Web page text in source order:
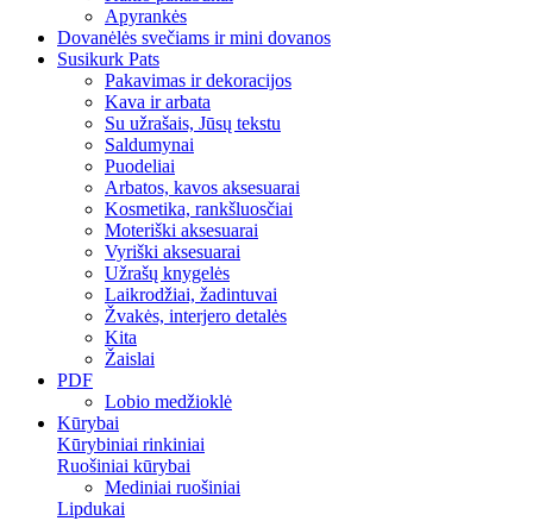
Apyrankės
Dovanėlės svečiams ir mini dovanos
Susikurk Pats
Pakavimas ir dekoracijos
Kava ir arbata
Su užrašais, Jūsų tekstu
Saldumynai
Puodeliai
Arbatos, kavos aksesuarai
Kosmetika, rankšluosčiai
Moteriški aksesuarai
Vyriški aksesuarai
Užrašų knygelės
Laikrodžiai, žadintuvai
Žvakės, interjero detalės
Kita
Žaislai
PDF
Lobio medžioklė
Kūrybai
Kūrybiniai rinkiniai
Ruošiniai kūrybai
Mediniai ruošiniai
Lipdukai